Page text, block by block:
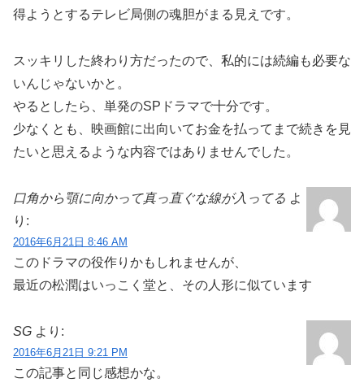
得ようとするテレビ局側の魂胆がまる見えです。
スッキリした終わり方だったので、私的には続編も必要な
いんじゃないかと。
やるとしたら、単発のSPドラマで十分です。
少なくとも、映画館に出向いてお金を払ってまで続きを見
たいと思えるような内容ではありませんでした。
口角から顎に向かって真っ直ぐな線が入ってる よ
り:
2016年6月21日 8:46 AM
このドラマの役作りかもしれませんが、
最近の松潤はいっこく堂と、その人形に似ています
SG より:
2016年6月21日 9:21 PM
この記事と同じ感想かな。